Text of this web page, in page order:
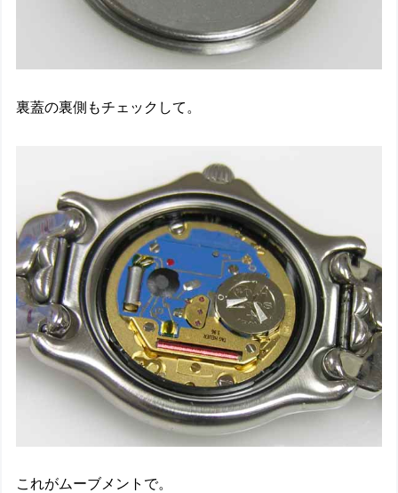
裏蓋の裏側もチェックして。
これがムーブメントで。